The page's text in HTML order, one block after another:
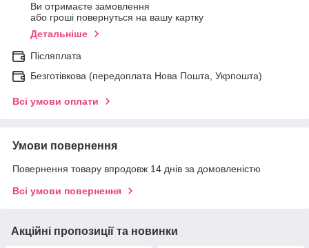
Ви отримаєте замовлення
або гроші повернуться на вашу картку
Детальніше
Післяплата
Безготівкова (передоплата Нова Пошта, Укрпошта)
Всі умови оплати
Умови повернення
Повернення товару впродовж 14 днів за домовленістю
Всі умови повернення
Акційні пропозиції та новинки